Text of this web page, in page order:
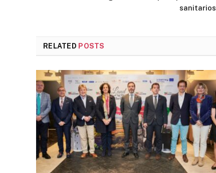
sanitarios
RELATED POSTS